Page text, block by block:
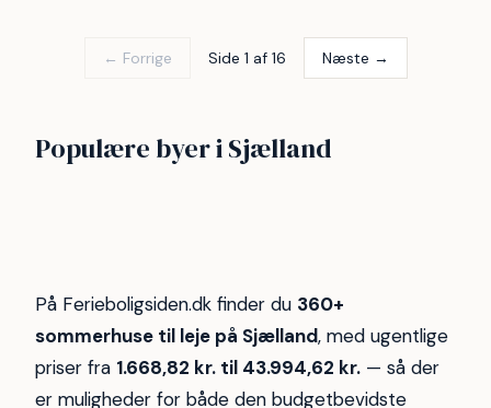
← Forrige Side 1 af 16 Næste →
Populære byer i Sjælland
22 16
Frederiksværk Karrebæksminde
Tisvilde hegn
Nykøbing Sjælland
På Ferieboligsiden.dk finder du 360+
sommerhuse til leje på Sjælland, med ugentlige
priser fra 1.668,82 kr. til 43.994,62 kr. — så der
er muligheder for både den budgetbevidste